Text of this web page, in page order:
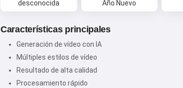
desconocida
Año Nuevo
Características principales
Generación de vídeo con IA
Múltiples estilos de vídeo
Resultado de alta calidad
Procesamiento rápido